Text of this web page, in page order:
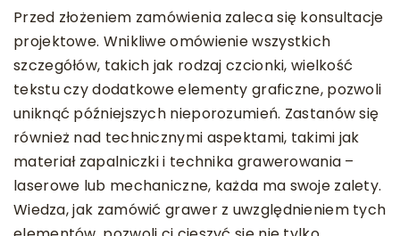
Przed złożeniem zamówienia zaleca się konsultacje
projektowe. Wnikliwe omówienie wszystkich
szczegółów, takich jak rodzaj czcionki, wielkość
tekstu czy dodatkowe elementy graficzne, pozwoli
uniknąć późniejszych nieporozumień. Zastanów się
również nad technicznymi aspektami, takimi jak
materiał zapalniczki i technika grawerowania –
laserowe lub mechaniczne, każda ma swoje zalety.
Wiedza, jak zamówić grawer z uwzględnieniem tych